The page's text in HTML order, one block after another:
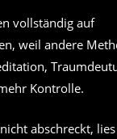
vollständig auf
weil andere
Kontrolle.
abschreckt,